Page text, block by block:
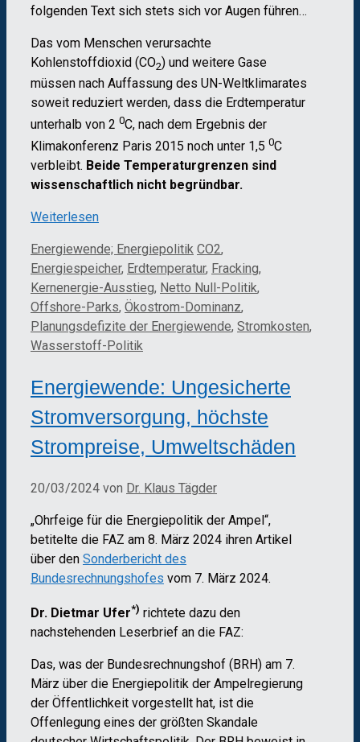
folgenden Text sich stets sich vor Augen führen…
Das vom Menschen verursachte
Kohlenstoffdioxid (CO2) und weitere Gase
müssen nach Auffassung des UN-Weltklimarates
soweit reduziert werden, dass die Erdtemperatur
unterhalb von 2 0C, nach dem Ergebnis der
Klimakonferenz Paris 2015 noch unter 1,5 0C
verbleibt. Beide Temperaturgrenzen sind
wissenschaftlich nicht begründbar.
Weiterlesen
Kategorien
Energiewende; Energiepolitik Schlagwörter
CO2,
Energiespeicher, Erdtemperatur, Fracking,
Kernenergie-Ausstieg, Netto Null-Politik,
Offshore-Parks, Ökostrom-Dominanz,
Planungsdefizite der Energiewende, Stromkosten,
Wasserstoff-Politik
Energiewende: Ungesicherte
Stromversorgung, höchste
Strompreise, Umweltschäden
20/03/2024 von Dr. Klaus Tägder
„Ohrfeige für die Energiepolitik der Ampel“,
betitelte die FAZ am 8. März 2024 ihren Artikel
über den Sonderbericht des
Bundesrechnungshofes vom 7. März 2024.
Dr. Dietmar Ufer*) richtete dazu den
nachstehenden Leserbrief an die FAZ:
Das, was der Bundesrechnungshof (BRH) am 7.
März über die Energiepolitik der Ampelregierung
der Öffentlichkeit vorgestellt hat, ist die
Offenlegung eines der größten Skandale